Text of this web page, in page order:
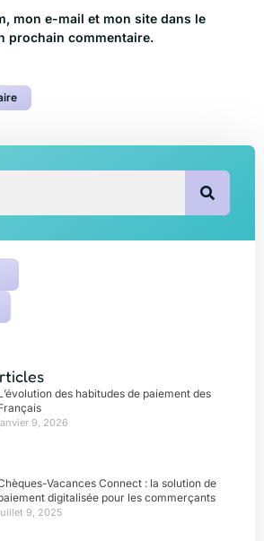
mon e-mail et mon site dans le
prochain commentaire.
des habitudes de paiement des
9, 2026
Vacances Connect : la solution de
digitalisée pour les commerçants
9, 2025